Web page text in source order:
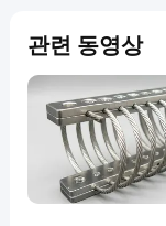
작
업
조
대
관련 동영상